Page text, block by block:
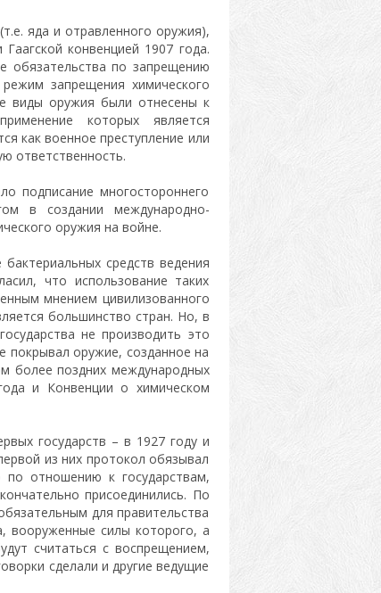
яда и отравленного оружия),
конвенцией 1907 года.
обязательства по запрещению
запрещения химического
виды оружия были отнесены к
которых является
как военное преступление или
ответственность.
подписание многостороннего
в создании международно-
оружия на войне.
средств ведения
что использование таких
мнением цивилизованного
большинство стран. Но, в
не производить это
покрывал оружие, созданное на
более поздних международных
и Конвенции о химическом
государств – в 1927 году и
из них протокол обязывал
отношению к государствам,
присоединились. По
для правительства
вооруженные силы которого, а
считаться с воспрещением,
сделали и другие ведущие